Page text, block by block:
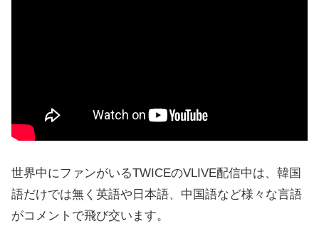
世界中にファンがいるTWICEのVLIVE配信中は、韓国
語だけでは無く英語や日本語、中国語など様々な言語
がコメントで飛び交います。